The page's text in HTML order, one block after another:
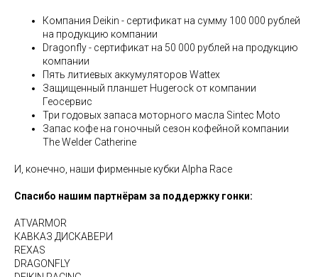
Компания Deikin - сертификат на сумму 100 000 рублей
на продукцию компании
Dragonfly - сертификат на 50 000 рублей на продукцию
компании
Пять литиевых аккумуляторов Wattex
Защищенный планшет Hugerock от компании
Геосервис
Три годовых запаса моторного масла Sintec Moto
Запас кофе на гоночный сезон кофейной компании
The Welder Catherine
И, конечно, наши фирменные кубки Alpha Race
Спасибо нашим партнёрам за поддержку гонки:
ATVARMOR
КАВКАЗ ДИСКАВЕРИ
REXAS
DRAGONFLY